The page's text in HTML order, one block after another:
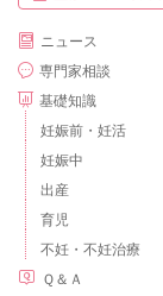
ニュース
専門家相談
基礎知識
妊娠前・妊活
妊娠中
出産
育児
不妊・不妊治療
Ｑ＆Ａ